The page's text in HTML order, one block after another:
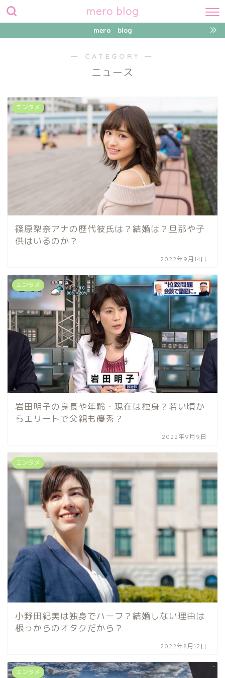
mero blog
mero blog
― CATEGORY ―
ニュース
エンタメ
篠原梨奈アナの歴代彼氏は？結婚は？旦那や子
供はいるのか？
2022年9月14日
エンタメ
岩田明子の身長や年齢・現在は独身？若い頃か
らエリートで父親も優秀？
2022年9月9日
エンタメ
小野田紀美は独身でハーフ？結婚しない理由は
根っからのオタクだから？
2022年8月12日
エンタメ